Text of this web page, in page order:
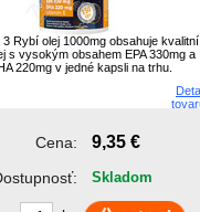
3 Rybí olej 1000mg obsahuje kvalitní
s vysokým obsahem EPA 330mg a
220mg v jedné kapsli na trhu.
Cena: 9,35 €
Skladom